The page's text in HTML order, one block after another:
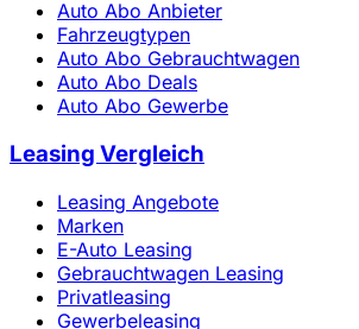
Auto Abo Anbieter
Fahrzeugtypen
Auto Abo Gebrauchtwagen
Auto Abo Deals
Auto Abo Gewerbe
Leasing Vergleich
Leasing Angebote
Marken
E-Auto Leasing
Gebrauchtwagen Leasing
Privatleasing
Gewerbeleasing